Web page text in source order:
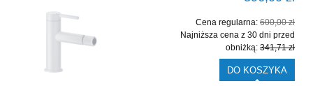
Cena regularna: 600,00 zł
Najniższa cena z 30 dni przed
obniżką: 341,71 zł
DO KOSZYKA